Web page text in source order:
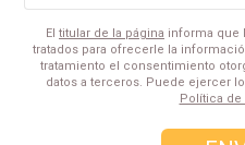
El titular de la página informa que
tratados para ofrecerle la
tratamiento el consentimiento
datos a terceros. Puede ejercer
Política de